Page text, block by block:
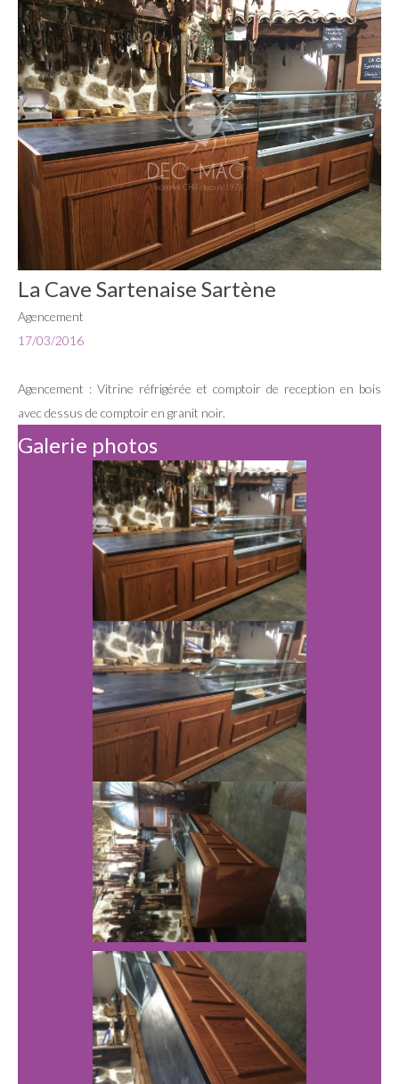
La Cave Sartenaise Sartène
Agencement
17/03/2016
Agencement : Vitrine réfrigérée et comptoir de reception en bois
avec dessus de comptoir en granit noir.
Galerie photos